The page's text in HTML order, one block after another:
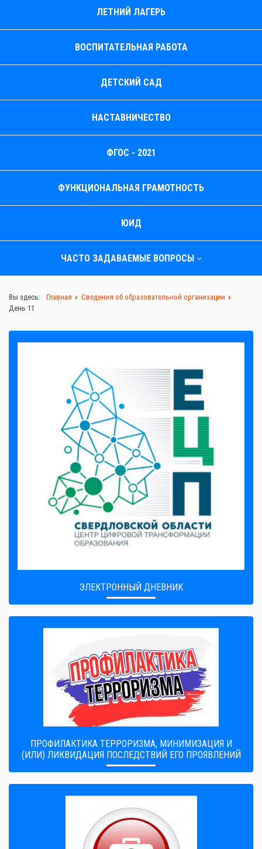
ЛЕТНИЙ ЛАГЕРЬ
ВОСПИТАТЕЛЬНАЯ РАБОТА
ДЕТСКИЙ САД
НАСТАВНИЧЕСТВО
ФГОС - 2021
ФУНКЦИОНАЛЬНАЯ ГРАМОТНОСТЬ
ЮИД
ЧАСТО ЗАДАВАЕМЫЕ ВОПРОСЫ
Вы здесь: Главная
Сведения об образовательной организации
День 11
ЭЛЕКТРОННЫЙ ДНЕВНИК
ПРОФИЛАКТИКА ТЕРРОРИЗМА, МИНИМИЗАЦИЯ И
(ИЛИ) ЛИКВИДАЦИЯ ПОСЛЕДСТВИЙ ЕГО ПРОЯВЛЕНИЙ